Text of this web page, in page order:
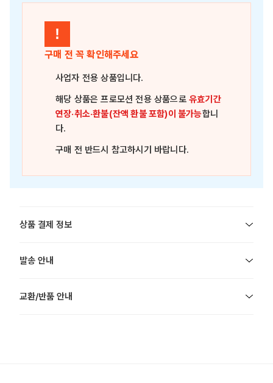
!
구매 전 꼭 확인해주세요
사업자 전용 상품입니다.
해당 상품은프로모션 전용 상품으로유효기간
연장·취소·환불(잔액 환불 포함)이 불가능합니
다.
구매 전 반드시 참고하시기 바랍니다.
상품 결제 정보
발송 안내
교환/반품 안내